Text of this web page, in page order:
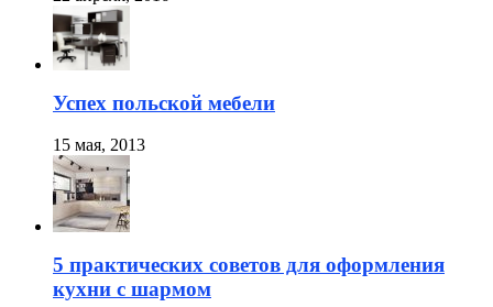
Успех польской мебели
15 мая, 2013
5 практических советов для оформления
кухни с шармом